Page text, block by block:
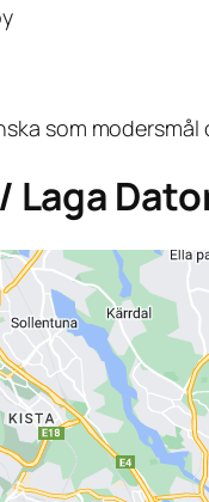
som